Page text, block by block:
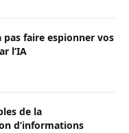
pas faire espionner vos
l’IA
de la
d’informations